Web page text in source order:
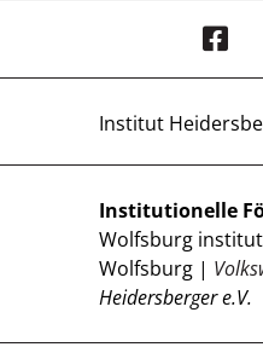
Institut
Institutionelle
Wolfsburg
Wolfsburg |
Heidersberger e.V.